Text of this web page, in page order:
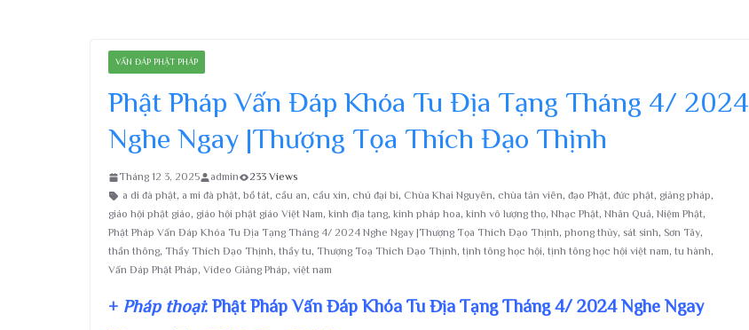
VẤN ĐÁP PHẬT PHÁP
Phật Pháp Vấn Đáp Khóa Tu Địa Tạng Tháng 4/ 2024
Nghe Ngay |Thượng Tọa Thích Đạo Thịnh
Tháng 12 3, 2025 admin
233 Views
a di đà phật, a mi đà phật, bồ tát, cầu an, cầu xin, chú đại bi, Chùa Khai Nguyên, chùa tản viên, đạo Phật, đức phật, giảng pháp,
giáo hội phật giáo, giáo hội phật giáo Việt Nam, kinh địa tạng, kinh pháp hoa, kinh vô lượng thọ, Nhạc Phật, Nhân Quả, Niệm Phật,
Phật Pháp Vấn Đáp Khóa Tu Địa Tạng Tháng 4/ 2024 Nghe Ngay |Thượng Tọa Thích Đạo Thịnh, phong thủy, sát sinh, Sơn Tây,
thần thông, Thầy Thích Đạo Thịnh, thầy tu, Thượng Toạ Thích Đạo Thịnh, tịnh tông học hội, tịnh tông học hội việt nam, tu hành,
Vấn Đáp Phật Pháp, Video Giảng Pháp, việt nam
+ Pháp thoại: Phật Pháp Vấn Đáp Khóa Tu Địa Tạng Tháng 4/ 2024 Nghe Ngay